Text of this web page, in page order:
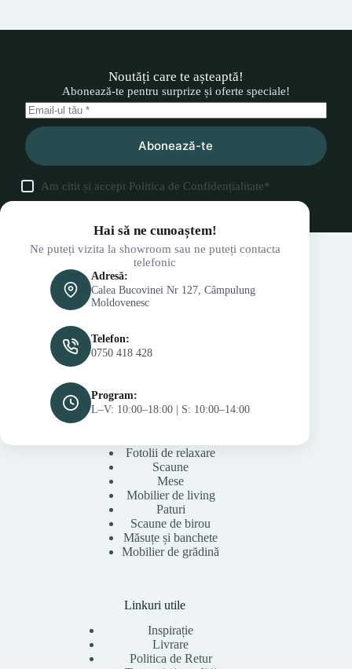
Noutăți care te așteaptă!
Abonează-te pentru surprize și oferte speciale!
Abonează-te
Am citit și accept Politica de Confidențialitate*
Hai să ne cunoaștem!
Ne puteți vizita la showroom sau ne puteți contacta
telefonic
Adresă:
Calea Bucovinei Nr 127, Câmpulung
Moldovenesc
Telefon:
0750 418 428
Program:
L–V: 10:00–18:00 | S: 10:00–14:00
Fotolii de relaxare
Scaune
Mese
Mobilier de living
Paturi
Scaune de birou
Măsuțe și banchete
Mobilier de grădină
Linkuri utile
Inspirație
Livrare
Politica de Retur